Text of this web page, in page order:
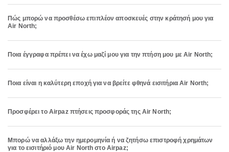
Πώς μπορώ να προσθέσω επιπλέον αποσκευές στην κράτησή μου για
Air North;
Ποια έγγραφα πρέπει να έχω μαζί μου για την πτήση μου με Air North;
Ποια είναι η καλύτερη εποχή για να βρείτε φθηνά εισιτήρια Air North;
Προσφέρει το Airpaz πτήσεις προσφοράς της Air North;
Μπορώ να αλλάξω την ημερομηνία ή να ζητήσω επιστροφή χρημάτων
για το εισιτήριό μου Air North στο Airpaz;